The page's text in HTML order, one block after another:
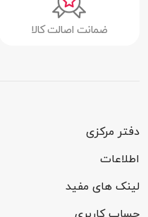
ضمانت اصالت کالا
دفتر مرکزی
اطلاعات
لینک های مفید